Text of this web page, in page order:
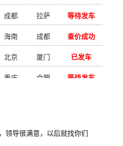
成都 拉萨 等待发车
海南 成都 查价成功
北京 厦门 已发车
重庆 合肥 等待发车
领导很满意，以后就找你们